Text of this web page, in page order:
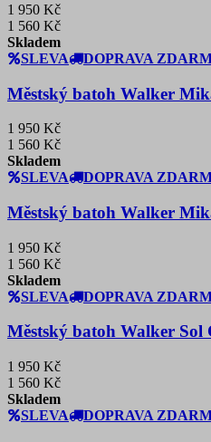
1 950 Kč
1 560 Kč
Skladem
SLEVA
DOPRAVA
Městský batoh Walker
1 950 Kč
1 560 Kč
Skladem
SLEVA
DOPRAVA
Městský batoh Walker
1 950 Kč
1 560 Kč
Skladem
SLEVA
DOPRAVA
Městský batoh Walker Sol
1 950 Kč
1 560 Kč
Skladem
SLEVA
DOPRAVA